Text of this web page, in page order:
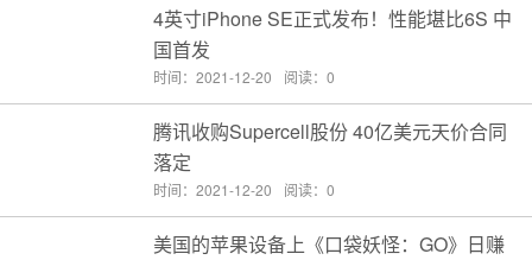
4英寸iPhone SE正式发布！性能堪比6S 中
国首发
时间：2021-12-20 阅读：0
腾讯收购Supercell股份 40亿美元天价合同
落定
时间：2021-12-20 阅读：0
美国的苹果设备上《口袋妖怪：GO》日赚